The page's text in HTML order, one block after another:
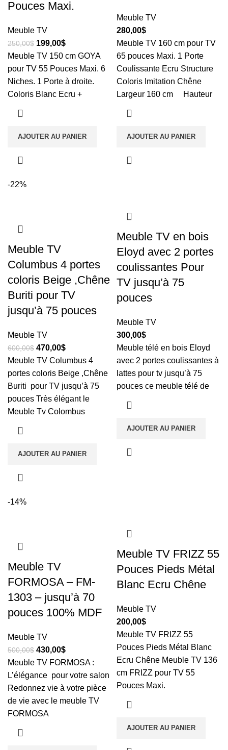
Pouces Maxi.
Meuble TV
250,00$ 199,00$
Meuble TV 150 cm GOYA
pour TV 55 Pouces Maxi. 6
Niches. 1 Porte à droite.
Coloris Blanc Ecru +
AJOUTER AU PANIER
Meuble TV
280,00$
Meuble TV 160 cm pour TV
65 pouces Maxi. 1 Porte
Coulissante Ecru Structure
Coloris Imitation Chêne
Largeur 160 cm Hauteur
AJOUTER AU PANIER
-22%
Meuble TV
Columbus 4 portes
coloris Beige ,Chêne
Buriti pour TV
jusqu’à 75 pouces
Meuble TV
600,00$ 470,00$
Meuble TV Columbus 4
portes coloris Beige ,Chêne
Buriti pour TV jusqu’à 75
pouces Très élégant le
Meuble Tv Colombus
AJOUTER AU PANIER
Meuble TV en bois
Eloyd avec 2 portes
coulissantes Pour
TV jusqu’à 75
pouces
Meuble TV
300,00$
Meuble télé en bois Eloyd
avec 2 portes coulissantes à
lattes pour tv jusqu’à 75
pouces ce meuble télé de
AJOUTER AU PANIER
-14%
Meuble TV
FORMOSA – FM-
1303 – jusqu’à 70
pouces 100% MDF
Meuble TV
500,00$ 430,00$
Meuble TV FORMOSA :
L’élégance pour votre salon
Redonnez vie à votre pièce
de vie avec le meuble TV
FORMOSA
Meuble TV FRIZZ 55
Pouces Pieds Métal
Blanc Ecru Chêne
Meuble TV
200,00$
Meuble TV FRIZZ 55
Pouces Pieds Métal Blanc
Ecru Chêne Meuble TV 136
cm FRIZZ pour TV 55
Pouces Maxi.
AJOUTER AU PANIER